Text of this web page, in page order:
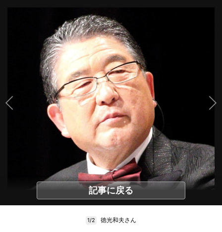
記事に戻る
1/2 徳光和夫さん